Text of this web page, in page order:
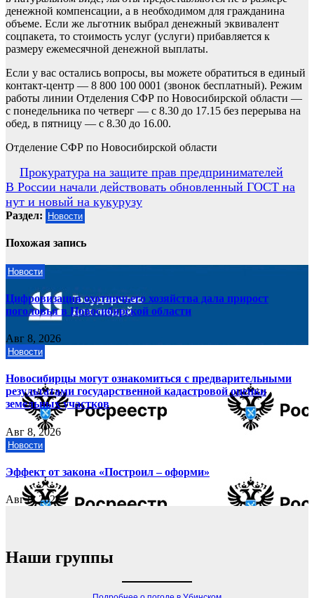
денежной компенсации, а в необходимом для гражданина
объеме. Если же льготник выбрал денежный эквивалент
соцпакета, то стоимость услуг (услуги) прибавляется к
размеру ежемесячной денежной выплаты.
Если у вас остались вопросы, вы можете обратиться в единый
контакт-центр — 8 800 100 0001 (звонок бесплатный). Режим
работы линии Отделения СФР по Новосибирской области —
с понедельника по четверг — с 8.30 до 17.15 без перерыва на
обед, в пятницу — с 8.30 до 16.00.
Отделение СФР по Новосибирской области
Навигация
по
записям
Прокуратура на защите прав предпринимателей
В России начали действовать обновленный ГОСТ на
нут и новый на кукурузу
Раздел: Новости
Похожая запись
Новости
Цифровизация охотничьего хозяйства дала прирост
поголовья в Новосибирской области
Авг 8, 2026
Новости
Новосибирцы могут ознакомиться с предварительными
результатами государственной кадастровой оценки
земельных участков
Авг 8, 2026
Новости
Эффект от закона «Построил – оформи»
Авг 8, 2026
Наши группы